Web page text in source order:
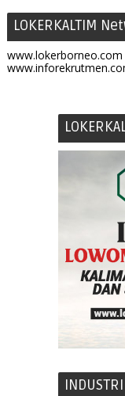
LOKERKALTIM
www.lokerborneo.com
INDUSTRI